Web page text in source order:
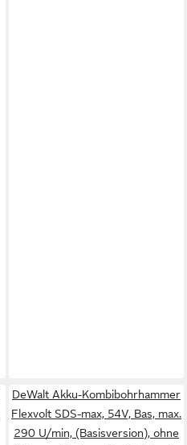
DeWalt Akku-Kombibohrhammer
Flexvolt SDS-max, 54V, Bas, max.
290 U/min, (Basisversion), ohne